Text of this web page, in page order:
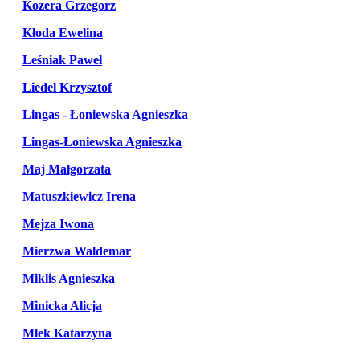
Kozera Grzegorz
Kłoda Ewelina
Leśniak Paweł
Liedel Krzysztof
Lingas - Łoniewska Agnieszka
Lingas-Łoniewska Agnieszka
Maj Małgorzata
Matuszkiewicz Irena
Mejza Iwona
Mierzwa Waldemar
Miklis Agnieszka
Minicka Alicja
Mlek Katarzyna